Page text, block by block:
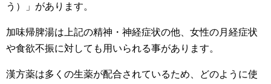
う）」があります。
加味帰脾湯は上記の精神・神経症状の他、女性の月経症状
や食欲不振に対しても用いられる事があります。
漢方薬は多くの生薬が配合されているため、どのように使